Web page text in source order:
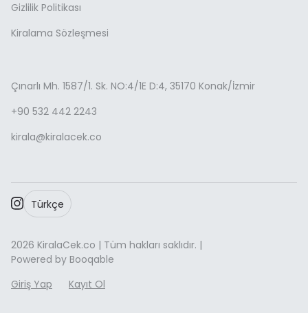
Gizlilik Politikası
Kiralama Sözleşmesi
Çınarlı Mh. 1587/1. Sk. NO:4/1E D:4, 35170 Konak/İzmir
+90 532 442 2243
kirala@kiralacek.co
2026 KiralaCek.co | Tüm hakları saklıdır. |
Powered by Booqable
Giriş Yap
Kayıt Ol
Türkçe